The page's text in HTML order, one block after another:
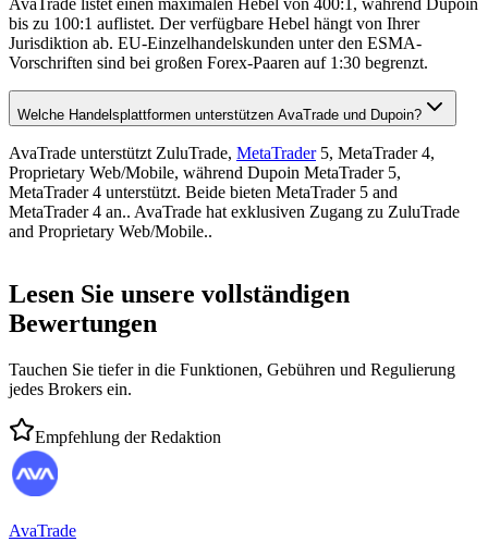
bis zu 100:1 auflistet. Der verfügbare Hebel hängt von Ihrer
Jurisdiktion ab. EU-Einzelhandelskunden unter den ESMA-
Vorschriften sind bei großen Forex-Paaren auf 1:30 begrenzt.
Welche Handelsplattformen unterstützen AvaTrade und Dupoin?
AvaTrade unterstützt ZuluTrade, MetaTrader5, MetaTrader 4,
Proprietary Web/Mobile, während Dupoin MetaTrader 5,
MetaTrader 4 unterstützt. Beide bieten MetaTrader 5 and
MetaTrader 4 an.. AvaTrade hat exklusiven Zugang zu ZuluTrade
and Proprietary Web/Mobile..
Lesen Sie unsere vollständigen
Bewertungen
Tauchen Sie tiefer in die Funktionen, Gebühren und Regulierung
jedes Brokers ein.
Empfehlung der Redaktion
AvaTrade